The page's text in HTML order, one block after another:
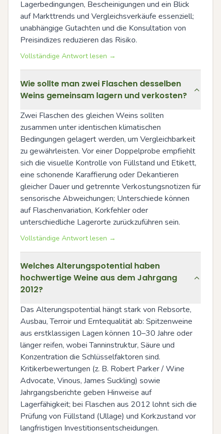
Lagerbedingungen, Bescheinigungen und ein Blick
auf Markttrends und Vergleichsverkäufe essenziell;
unabhängige Gutachten und die Konsultation von
Preisindizes reduzieren das Risiko.
Vollständige Antwort lesen →
Wie sollte man zwei Flaschen desselben
Weins gemeinsam lagern und verkosten?
Zwei Flaschen des gleichen Weins sollten
zusammen unter identischen klimatischen
Bedingungen gelagert werden, um Vergleichbarkeit
zu gewährleisten. Vor einer Doppelprobe empfiehlt
sich die visuelle Kontrolle von Füllstand und Etikett,
eine schonende Karaffierung oder Dekantieren
gleicher Dauer und getrennte Verkostungsnotizen für
sensorische Abweichungen; Unterschiede können
auf Flaschenvariation, Korkfehler oder
unterschiedliche Lagerorte zurückzuführen sein.
Vollständige Antwort lesen →
Welches Alterungspotential haben
hochwertige Weine aus dem Jahrgang
2012?
Das Alterungspotential hängt stark von Rebsorte,
Ausbau, Terroir und Erntequalität ab: Spitzenweine
aus erstklassigen Lagen können 10–30 Jahre oder
länger reifen, wobei Tanninstruktur, Säure und
Konzentration die Schlüsselfaktoren sind.
Kritikerbewertungen (z. B. Robert Parker / Wine
Advocate, Vinous, James Suckling) sowie
Jahrgangsberichte geben Hinweise auf
Lagerfähigkeit; bei Flaschen aus 2012 lohnt sich die
Prüfung von Füllstand (Ullage) und Korkzustand vor
langfristigen Investitionsentscheidungen.